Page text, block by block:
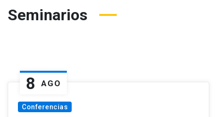
Seminarios
8 AGO
Conferencias